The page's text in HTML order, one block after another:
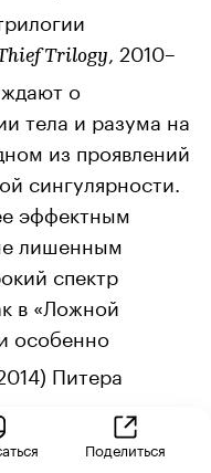
Trilogy
, 2010–
о
тела и разума на
из проявлений
сингулярности.
эффектным
лишенным
спектр
в «Ложной
особенно
2014) Питера
на практике
Поделиться